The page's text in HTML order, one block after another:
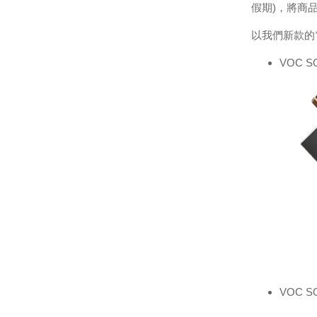
假期)，將商
以我們新款
VOC
VOC